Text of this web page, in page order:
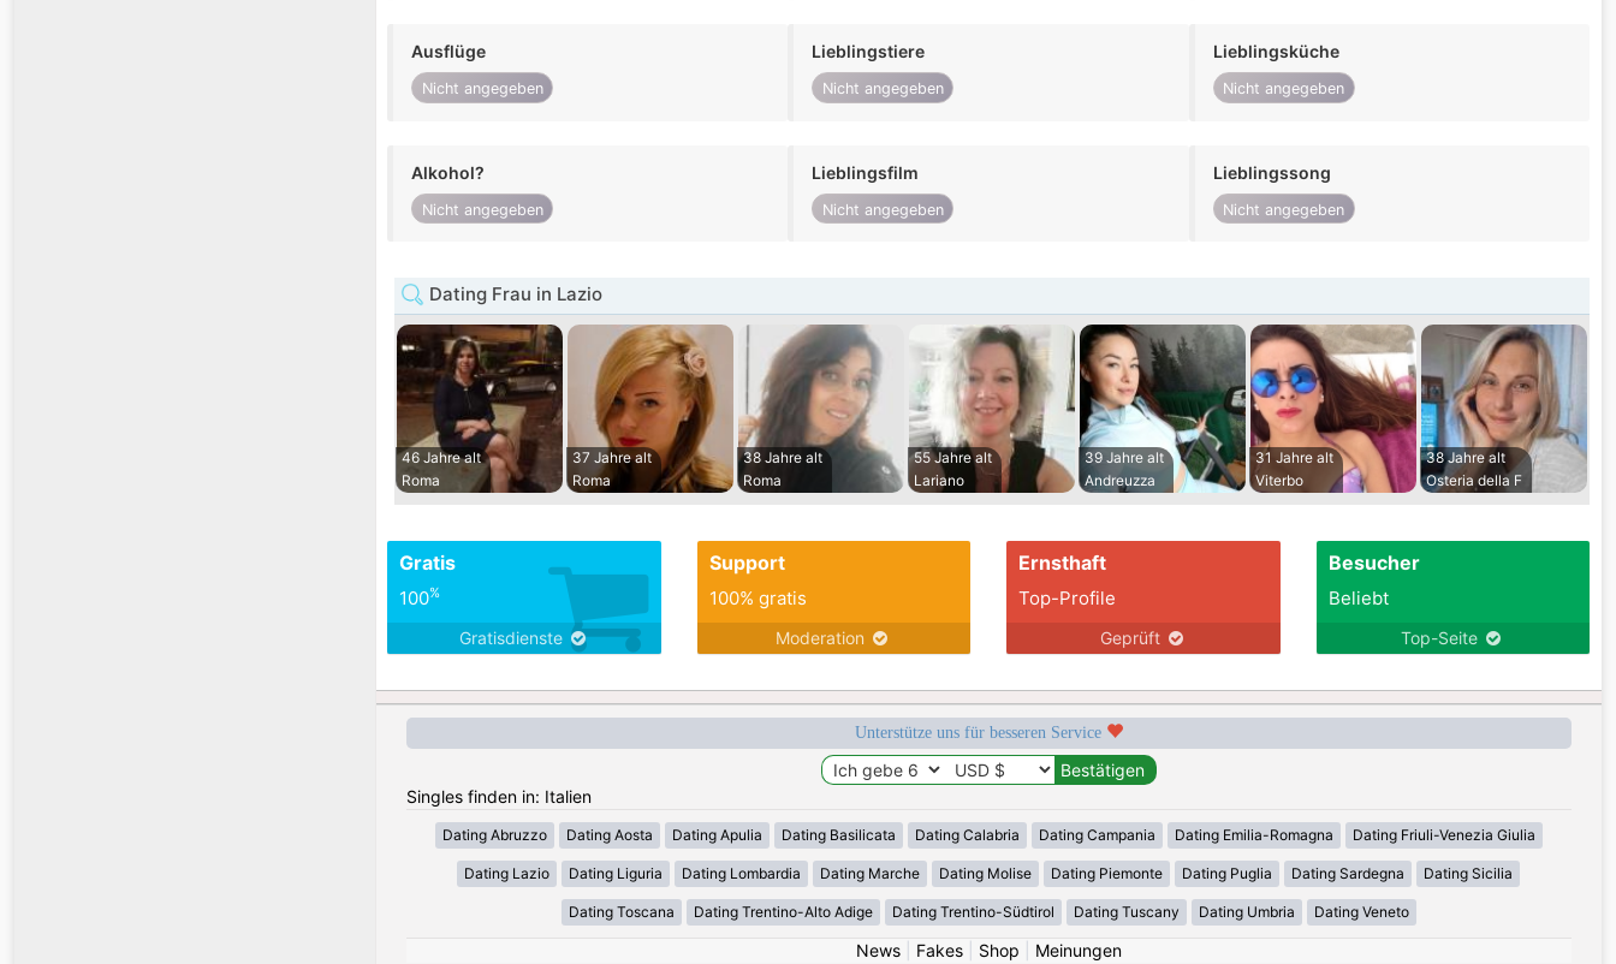
Ausflüge
Nicht angegeben
Lieblingstiere
Nicht angegeben
Lieblingsküche
Nicht angegeben
Alkohol?
Nicht angegeben
Lieblingsfilm
Nicht angegeben
Lieblingssong
Nicht angegeben
Dating Frau in Lazio
46 Jahre alt
Roma
37 Jahre alt
Roma
38 Jahre alt
Roma
55 Jahre alt
Lariano
39 Jahre alt
Andreuzza
31 Jahre alt
Viterbo
38 Jahre alt
Osteria della F
Gratis
100%
Gratisdienste
Support
100% gratis
Moderation
Ernsthaft
Top-Profile
Geprüft
Besucher
Beliebt
Top-Seite
Unterstütze uns für besseren Service
Singles finden in: Italien
Dating Abruzzo Dating Aosta Dating Apulia Dating Basilicata Dating Calabria Dating Campania Dating Emilia-Romagna Dating Friuli-Venezia Giulia
Dating Lazio Dating Liguria Dating Lombardia Dating Marche Dating Molise Dating Piemonte Dating Puglia Dating Sardegna Dating Sicilia
Dating Toscana Dating Trentino-Alto Adige Dating Trentino-Südtirol Dating Tuscany Dating Umbria Dating Veneto
News| Fakes| Shop Meinungen